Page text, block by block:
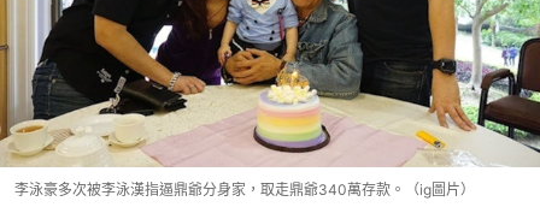
李泳豪多次被李泳漢指逼鼎爺分身家，取走鼎爺340萬存款。（ig圖片）